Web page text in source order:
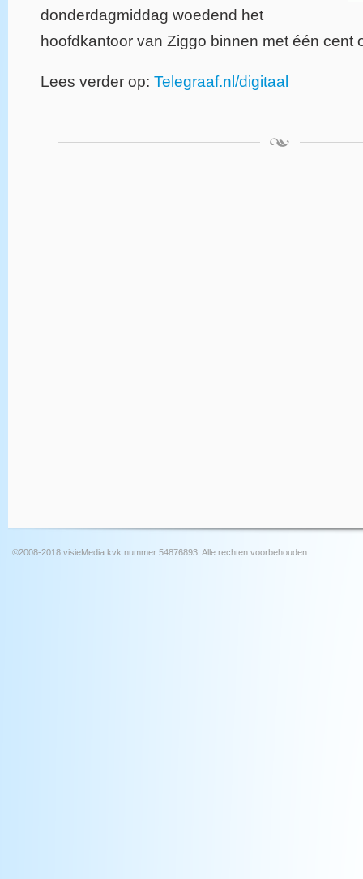
donderdagmiddag woedend het
hoofdkantoor van Ziggo binnen met één cent
Lees verder op: Telegraaf.nl/digitaal
©2008-2018 visieMedia kvk nummer 54876893. Alle rechten voorbehouden.